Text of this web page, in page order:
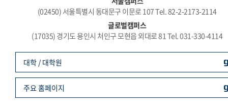
(02450) 서울특별시 동대문구 이문로 107 Tel. 82-2-2173-2114
글로벌캠퍼스
(17035) 경기도 용인시 처인구 모현읍 외대로 81 Tel. 031-330-4114
대학 / 대학원
주요 홈페이지